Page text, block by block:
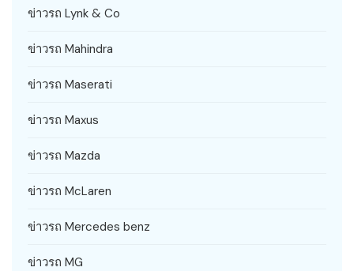
ข่าวรถ Lynk & Co
ข่าวรถ Mahindra
ข่าวรถ Maserati
ข่าวรถ Maxus
ข่าวรถ Mazda
ข่าวรถ McLaren
ข่าวรถ Mercedes benz
ข่าวรถ MG